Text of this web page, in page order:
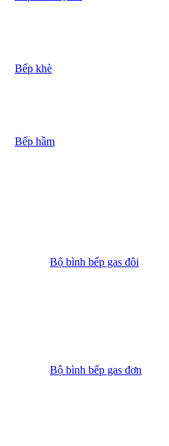
Bếp khè
Bếp hầm
Bộ bình bếp gas đôi
Bộ bình bếp gas đơn